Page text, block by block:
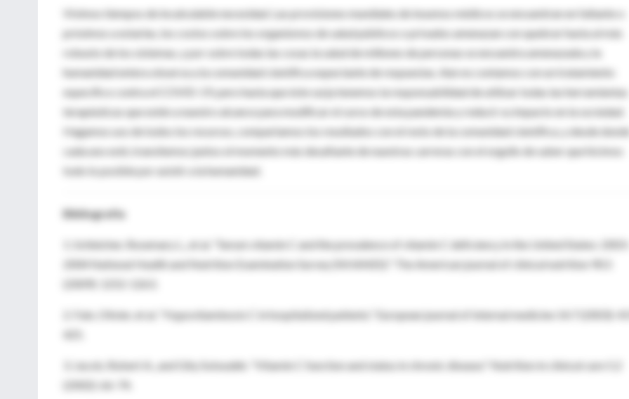
Vivimos tiempos de incalculable necesidad. Las provisiones mundiales de insumos médicos se encuentran en faltante o
próximos a estarlas, los costos sobre los organismos de salud públicos o privados amenazan con quebrar hasta al más
robusto de los sistemas, y por sobre todas las cosas la salud de millones de personas se encuentra amenazada y la
humanidad entera observa a la comunidad científica expectante de respuestas. Aún no contamos con un tratamiento
específico contra el COVID-19, pero hasta que éste surja tenemos la responsabilidad de utilizar todas las herramientas
terapéuticas que estén a nuestro alcance para modificar el curso de esta pandemia y reducir su impacto en la sociedad.
Hagamos uso de todos los recursos, compartamos los resultados con el resto de la comunidad científica, y desde
cada uno esté, transitemos juntos el momento más desafiante de nuestras carreras con el orgullo de saber que hicimos
todo lo posible por asistir a la humanidad.
Bibliografía
1. Schleicher, Rosemary L., et al. "Serum vitamin C and the prevalence of vitamin C deficiency in the United States:
2004 National Health and Nutrition Examination Survey (NHANES)." The American journal of clinical nutrition 90.5
(2009): 1252-1263.
2. Fain, Olivier, et al. "Hypovitaminosis C in hospitalized patients." European journal of internal medicine 14.7 (2003):
3. Jacob, Robert A., and Gity Sotoudeh. "Vitamin C function and status in chronic disease." Nutrition in clinical care 5.2
(2002): 66-74.